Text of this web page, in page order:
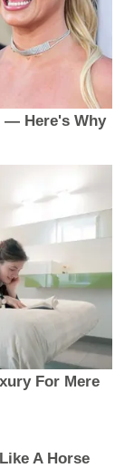
— Here's Why
For Mere
A Horse